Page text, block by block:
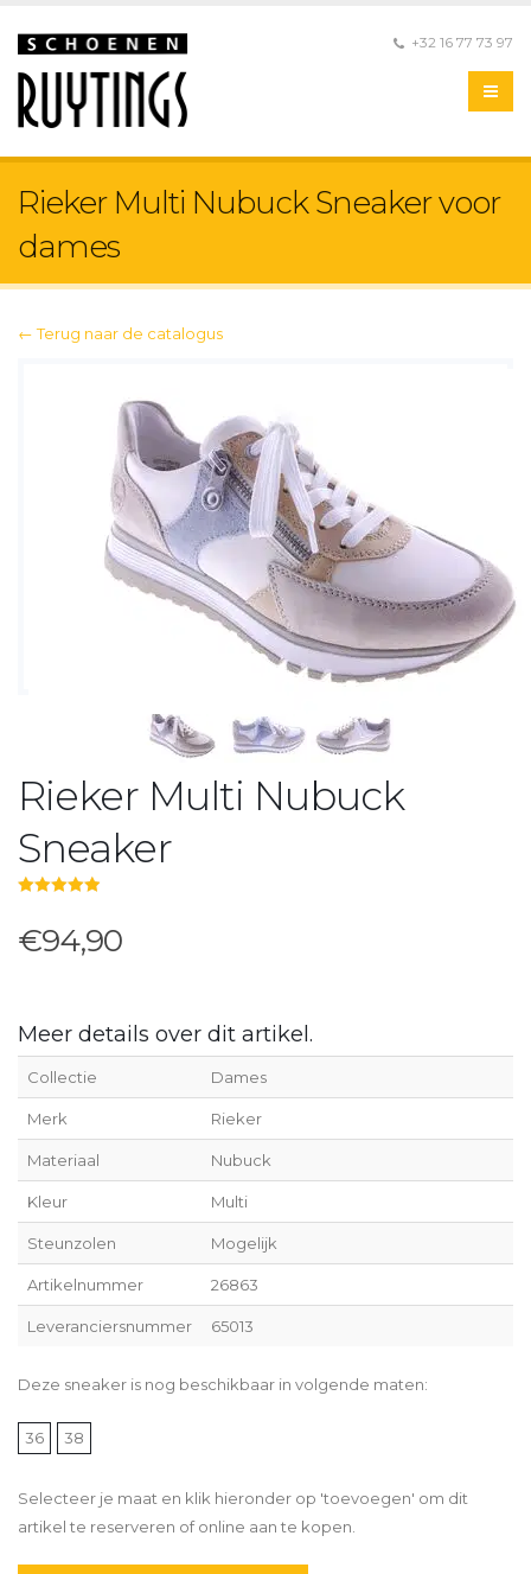
+32 16 77 73 97
Rieker Multi Nubuck Sneaker voor
dames
← Terug naar de catalogus
Rieker Multi Nubuck
Sneaker
€94,90
Meer details over dit artikel.
Collectie Dames
Merk Rieker
Materiaal Nubuck
Kleur Multi
Steunzolen Mogelijk
Artikelnummer 26863
Leveranciersnummer 65013
Deze sneaker is nog beschikbaar in volgende maten:
36 38
Selecteer je maat en klik hieronder op 'toevoegen' om dit
artikel te reserveren of online aan te kopen.